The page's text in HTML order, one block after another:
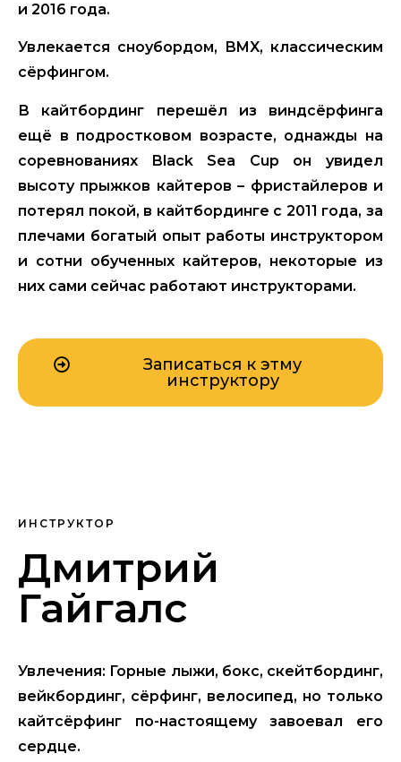
и 2016 года.
Увлекается сноубордом, BMX, классическим
сёрфингом.
В кайтбординг перешёл из виндсёрфинга
ещё в подростковом возрасте, однажды на
соревнованиях Black Sea Cup он увидел
высоту прыжков кайтеров – фристайлеров и
потерял покой, в кайтбординге с 2011 года, за
плечами богатый опыт работы инструктором
и сотни обученных кайтеров, некоторые из
них сами сейчас работают инструкторами.
Записаться к этму
инструктору
ИНСТРУКТОР
Дмитрий
Гайгалс
Увлечения: Горные лыжи, бокс, скейтбординг,
вейкбординг, сёрфинг, велосипед, но только
кайтсёрфинг по-настоящему завоевал его
сердце.